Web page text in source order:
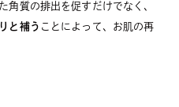
角質の排出を促すだけでなく、
と補う ことによって、お肌の再